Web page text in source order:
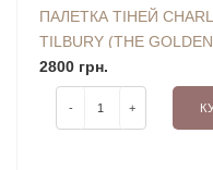
ПАЛЕТКА ТІНЕЙ
TILBURY (THE GOLDEN
GODDESS) 5.2 G
2800 грн.
- +